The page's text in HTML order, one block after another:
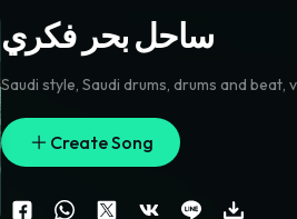
ساحل بحر فكري
Saudi style, Saudi drums, drums and beat,
Create Song